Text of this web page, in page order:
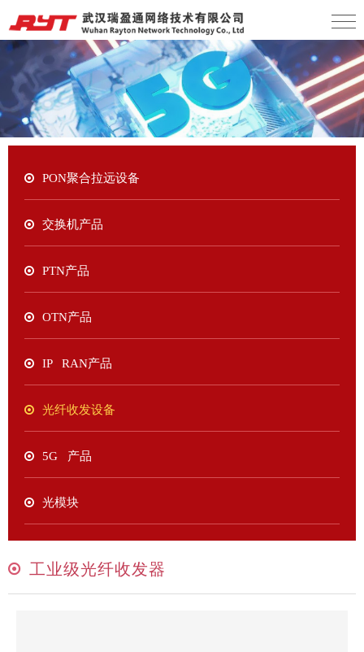
PON聚合拉远设备
交换机产品
PTN产品
OTN产品
IP RAN产品
光纤收发设备
5G 产品
光模块
工业级光纤收发器